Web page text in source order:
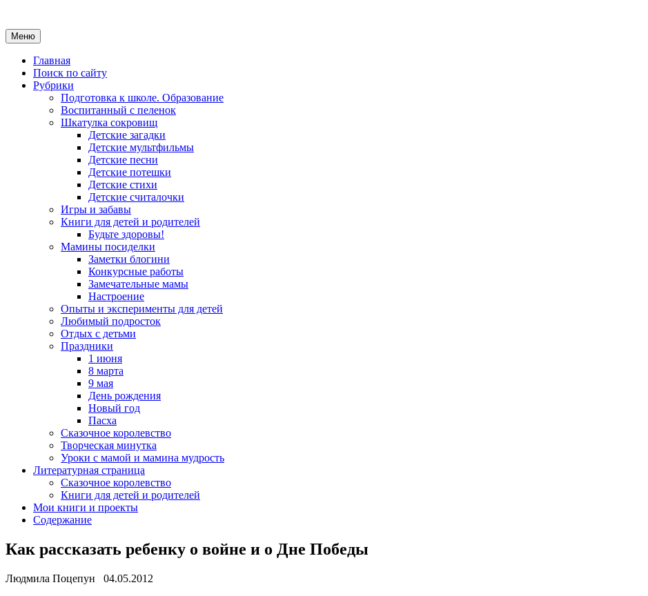
Меню
Главная
Поиск по сайту
Рубрики
Подготовка к школе. Образование
Воспитанный с пеленок
Шкатулка сокровищ
Детские загадки
Детские мультфильмы
Детские песни
Детские потешки
Детские стихи
Детские считалочки
Игры и забавы
Книги для детей и родителей
Будьте здоровы!
Мамины посиделки
Заметки блогини
Конкурсные работы
Замечательные мамы
Настроение
Опыты и эксперименты для детей
Любимый подросток
Отдых с детьми
Праздники
1 июня
8 марта
9 мая
День рождения
Новый год
Пасха
Сказочное королевство
Творческая минутка
Уроки с мамой и мамина мудрость
Литературная страница
Сказочное королевство
Книги для детей и родителей
Мои книги и проекты
Содержание
Как рассказать ребенку о войне и о Дне Победы
Людмила Поцепун 04.05.2012